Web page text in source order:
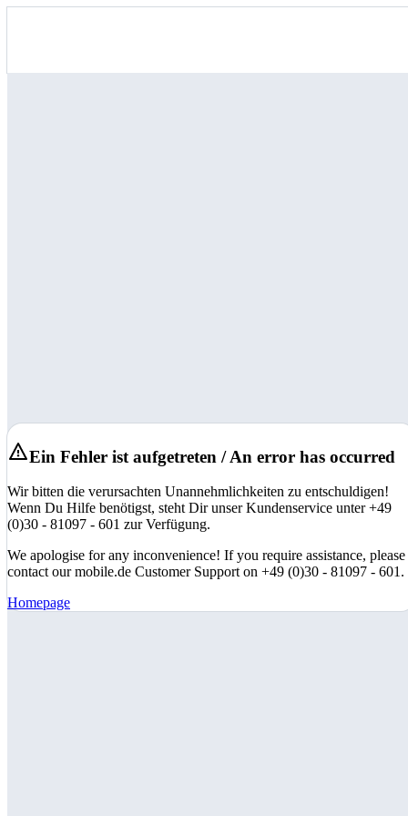
Ein Fehler ist aufgetreten / An error has occurred
Wir bitten die verursachten Unannehmlichkeiten zu entschuldigen!
Wenn Du Hilfe benötigst, steht Dir unser Kundenservice unter +49
(0)30 - 81097 - 601 zur Verfügung.
We apologise for any inconvenience! If you require assistance, please
contact our mobile.de Customer Support on +49 (0)30 - 81097 - 601.
Homepage